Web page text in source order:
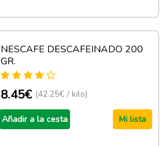
NESCAFE DESCAFEINADO 200
GR.
8.45€ (42.25€ / kilo)
Añadir a la cesta Mi lista